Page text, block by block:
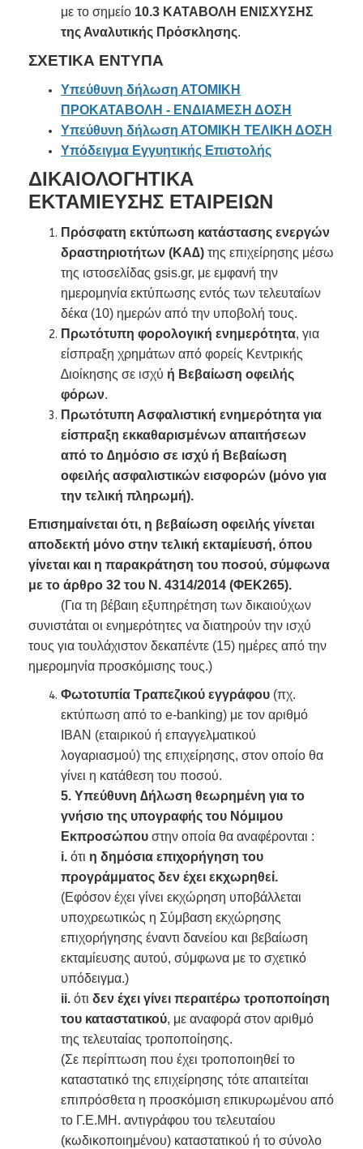
με το σημείο 10.3 ΚΑΤΑΒΟΛΗ ΕΝΙΣΧΥΣΗΣ
της Αναλυτικής Πρόσκλησης.
ΣΧΕΤΙΚΑ ΕΝΤΥΠΑ
Υπεύθυνη δήλωση ΑΤΟΜΙΚΗ
ΠΡΟΚΑΤΑΒΟΛΗ - ΕΝΔΙΑΜΕΣΗ ΔΟΣΗ
Υπεύθυνη δήλωση ΑΤΟΜΙΚΗ ΤΕΛΙΚΗ ΔΟΣΗ
Υπόδειγμα Εγγυητικής Επιστολής
ΔΙΚΑΙΟΛΟΓΗΤΙΚΑ
ΕΚΤΑΜΙΕΥΣΗΣ ΕΤΑΙΡΕΙΩΝ
Πρόσφατη εκτύπωση κατάστασης ενεργών
δραστηριοτήτων (ΚΑ∆) της επιχείρησης μέσω
της ιστοσελίδας gsis.gr, με εμφανή την
ημερομηνία εκτύπωσης εντός των τελευταίων
δέκα (10) ημερών από την υποβολή τους.
Πρωτότυπη φορολογική ενημερότητα, για
είσπραξη χρημάτων από φορείς Κεντρικής
∆ιοίκησης σε ισχύ ή Βεβαίωση οφειλής
φόρων.
Πρωτότυπη Ασφαλιστική ενημερότητα για
είσπραξη εκκαθαρισμένων απαιτήσεων
από το ∆ημόσιο σε ισχύ ή Βεβαίωση
οφειλής ασφαλιστικών εισφορών (μόνο για
την τελική πληρωμή).
Επισημαίνεται ότι, η βεβαίωση οφειλής γίνεται
αποδεκτή μόνο στην τελική εκταμίευσή, όπου
γίνεται και η παρακράτηση του ποσού, σύμφωνα
με το άρθρο 32 του Ν. 4314/2014 (ΦΕΚ265).
(Για τη βέβαιη εξυπηρέτηση των δικαιούχων
συνιστάται οι ενημερότητες να διατηρούν την ισχύ
τους για τουλάχιστον δεκαπέντε (15) ημέρες από την
ημερομηνία προσκόμισης τους.)
Φωτοτυπία Τραπεζικού εγγράφου (πχ.
εκτύπωση από το e-banking) με τον αριθμό
ΙΒΑΝ (εταιρικού ή επαγγελματικού
λογαριασμού) της επιχείρησης, στον οποίο θα
γίνει η κατάθεση του ποσού.
5. Υπεύθυνη ∆ήλωση θεωρημένη για το
γνήσιο της υπογραφής του Νόμιμου
Εκπροσώπου στην οποία θα αναφέρονται :
i. ότι η δημόσια επιχορήγηση του
προγράμματος δεν έχει εκχωρηθεί.
(Εφόσον έχει γίνει εκχώρηση υποβάλλεται
υποχρεωτικώς η Σύμβαση εκχώρησης
επιχορήγησης έναντι δανείου και βεβαίωση
εκταμίευσης αυτού, σύμφωνα με το σχετικό
υπόδειγμα.)
ii. ότι δεν έχει γίνει περαιτέρω τροποποίηση
του καταστατικού, με αναφορά στον αριθμό
της τελευταίας τροποποίησης.
(Σε περίπτωση που έχει τροποποιηθεί το
καταστατικό της επιχείρησης τότε απαιτείται
επιπρόσθετα η προσκόμιση επικυρωμένου από
το Γ.Ε.ΜΗ. αντιγράφου του τελευταίου
(κωδικοποιημένου) καταστατικού ή το σύνολο